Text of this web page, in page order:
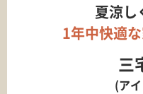
夏涼し
1年中快適
三
(ア